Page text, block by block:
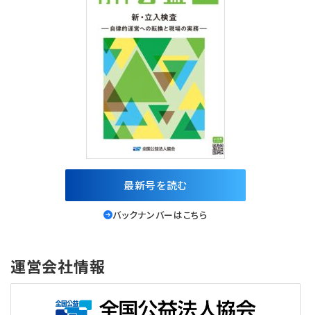
最新号を読む
バックナンバーはこちら
運営会社情報